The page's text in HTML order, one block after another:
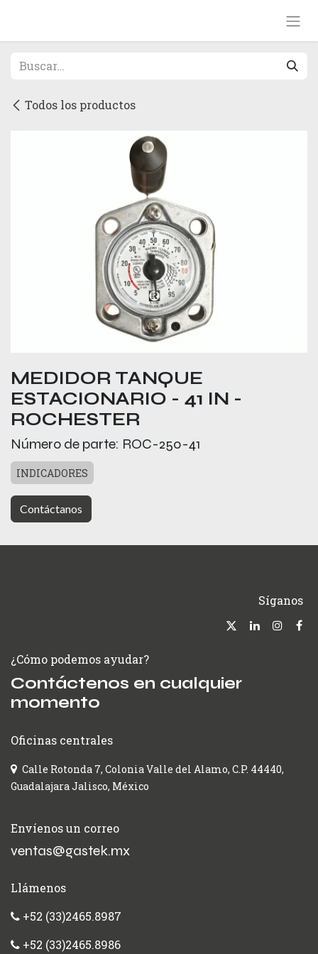
Todos los productos
MEDIDOR TANQUE
ESTACIONARIO - 41 IN -
ROCHESTER
Número de parte: ROC-250-41
INDICADORES
Contáctanos
Síganos
¿Cómo podemos ayudar?
Contáctenos en cualquier
momento
Oficinas centrales
Calle Rotonda 7, Colonia Valle del Alamo, C.P. 44440,
Guadalajara Jalisco, México
Envíenos un correo
ventas@gastek.mx
Llámenos
+52 (33)2465.8987
+52 (33)2465.8986